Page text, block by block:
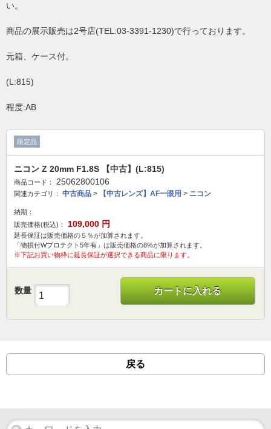
い。
商品の展示販売は2号店(TEL:03-3391-1230)で行っております。
元箱、ケース付。
(L:815)
程度:AB
限定品
ニコン Z 20mm F1.8S 【中古】(L:815)
商品コード： 25062800106
関連カテゴリ： 中古商品 > 【中古レンズ】AF一眼用 > ニコン
納期：
販売価格(税込)：
109,000 円
延長保証は販売価格の５％が加算されます。
「物損付Wプロテクト5年有」は販売価格の8%が加算されます。
※下記お買い物枠に延長保証が選択できる商品に限ります。
数量 カートに入れる
戻る